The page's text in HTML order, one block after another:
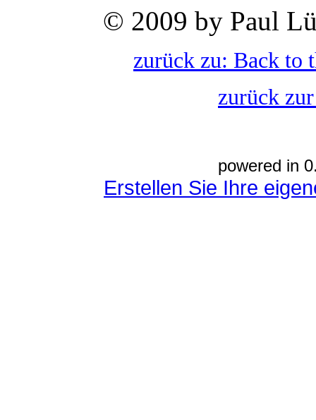
© 2009 by Paul
zurück zu: Back to
zurück
powered in
Erstellen Sie Ihre